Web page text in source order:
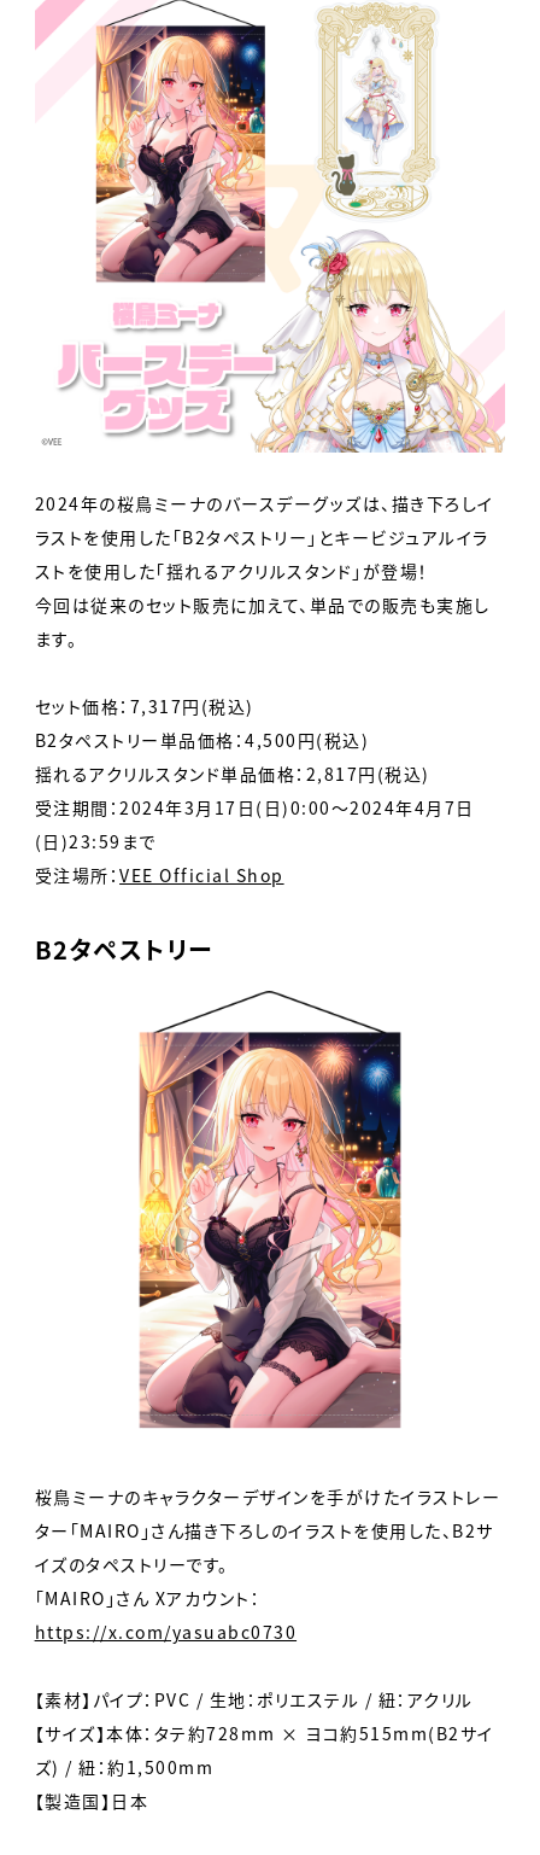
2024年の桜鳥ミーナのバースデーグッズは、描き下ろしイ
ラストを使用した「B2タペストリー」とキービジュアルイラ
ストを使用した「揺れるアクリルスタンド」が登場！
今回は従来のセット販売に加えて、単品での販売も実施し
ます。
セット価格：7,317円(税込)
B2タペストリー単品価格：4,500円(税込)
揺れるアクリルスタンド単品価格：2,817円(税込)
受注期間：2024年3月17日(日)0:00～2024年4月7日
(日)23:59まで
受注場所：VEE Official Shop
B2タペストリー
桜鳥ミーナのキャラクターデザインを手がけたイラストレー
ター「MAIRO」さん描き下ろしのイラストを使用した、B2サ
イズのタペストリーです。
「MAIRO」さん Xアカウント：
https://x.com/yasuabc0730
【素材】パイプ：PVC / 生地：ポリエステル / 紐：アクリル
【サイズ】本体：タテ約728mm × ヨコ約515mm(B2サイ
ズ) / 紐：約1,500mm
【製造国】日本